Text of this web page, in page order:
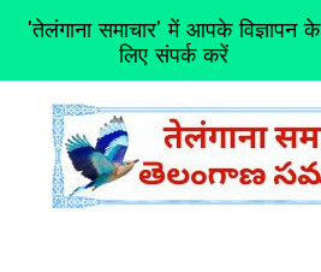
'तेलंगाना समाचार' में आपके विज्ञापन के
लिए संपर्क करें